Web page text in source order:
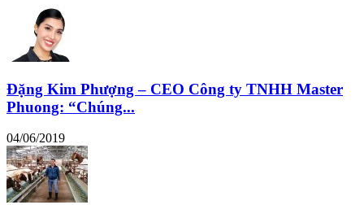
Đặng Kim Phượng – CEO Công ty TNHH Master
Phuong: “Chúng...
04/06/2019